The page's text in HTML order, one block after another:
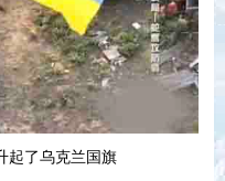
起了乌克兰国旗